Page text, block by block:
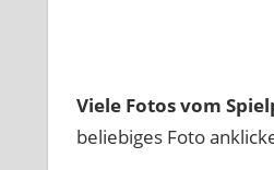
Viele Fotos vom
beliebiges Foto